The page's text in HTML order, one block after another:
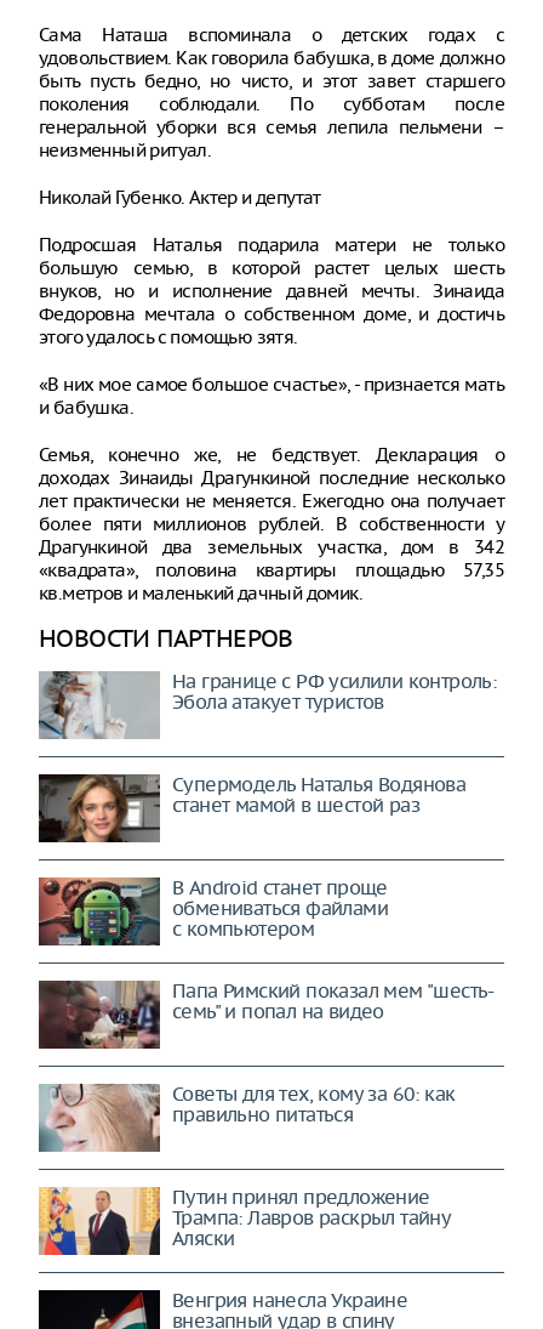
Сама Наташа вспоминала о детских годах с
удовольствием. Как говорила бабушка, в доме должно
быть пусть бедно, но чисто, и этот завет старшего
поколения соблюдали. По субботам после
генеральной уборки вся семья лепила пельмени –
неизменный ритуал.
Николай Губенко. Актер и депутат
Подросшая Наталья подарила матери не только
большую семью, в которой растет целых шесть
внуков, но и исполнение давней мечты. Зинаида
Федоровна мечтала о собственном доме, и достичь
этого удалось с помощью зятя.
«В них мое самое большое счастье», - признается мать
и бабушка.
Семья, конечно же, не бедствует. Декларация о
доходах Зинаиды Драгункиной последние несколько
лет практически не меняется. Ежегодно она получает
более пяти миллионов рублей. В собственности у
Драгункиной два земельных участка, дом в 342
«квадрата», половина квартиры площадью 57,35
кв.метров и маленький дачный домик.
НОВОСТИ ПАРТНЕРОВ
На границе с РФ усилили контроль:
Эбола атакует туристов
Супермодель Наталья Водянова
станет мамой в шестой раз
В Android станет проще
обмениваться файлами
с компьютером
Папа Римский показал мем "шесть-
семь" и попал на видео
Советы для тех, кому за 60: как
правильно питаться
Путин принял предложение
Трампа: Лавров раскрыл тайну
Аляски
Венгрия нанесла Украине
внезапный удар в спину